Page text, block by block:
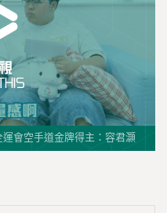
運會空手道金牌得主：容君灝